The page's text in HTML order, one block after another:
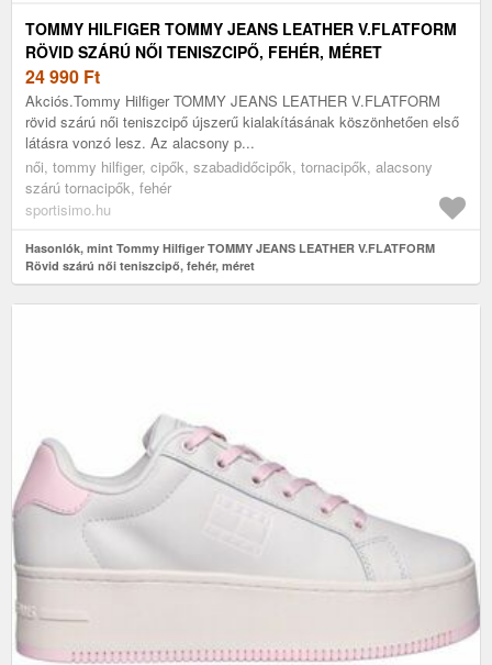
TOMMY HILFIGER TOMMY JEANS LEATHER V.FLATFORM
RÖVID SZÁRÚ NŐI TENISZCIPŐ, FEHÉR, MÉRET
24 990 Ft
Akciós.Tommy Hilfiger TOMMY JEANS LEATHER V.FLATFORM
rövid szárú női teniszcipő újszerű kialakításának köszönhetően első
látásra vonzó lesz. Az alacsony p...
női, tommy hilfiger, cipők, szabadidőcipők, tornacipők, alacsony
szárú tornacipők, fehér
sportisimo.hu
Hasonlók, mint Tommy Hilfiger TOMMY JEANS LEATHER V.FLATFORM
Rövid szárú női teniszcipő, fehér, méret